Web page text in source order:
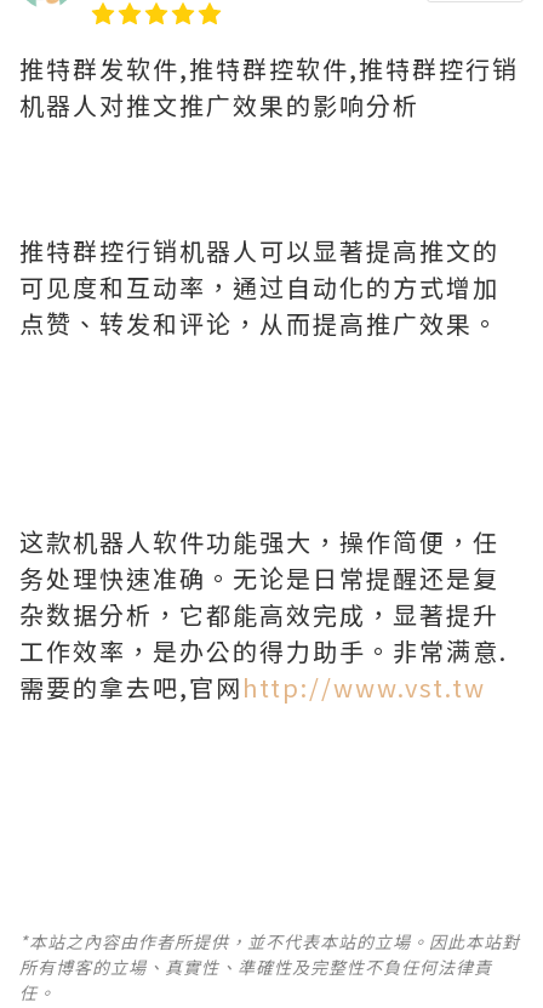
推特群发软件,推特群控软件,推特群控行销
机器人对推文推广效果的影响分析
推特群控行销机器人可以显著提高推文的
可见度和互动率，通过自动化的方式增加
点赞、转发和评论，从而提高推广效果。
这款机器人软件功能强大，操作简便，任
务处理快速准确。无论是日常提醒还是复
杂数据分析，它都能高效完成，显著提升
工作效率，是办公的得力助手。非常满意.
需要的拿去吧,官网http://www.vst.tw
*本站之內容由作者所提供，並不代表本站的立場。因此本站對
所有博客的立場、真實性、準確性及完整性不負任何法律責
任。